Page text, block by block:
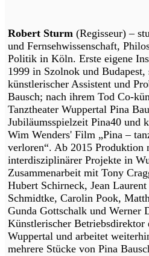
Robert Sturm (Regisseur) –
und Fernsehwissenschaft,
Politik in Köln. Erste eigene
1999 in Szolnok und
künstlerischer Assistent und
Bausch; nach ihrem Tod Co-
Tanztheater Wuppertal Pina
Jubiläumsspielzeit Pina40 und
Wim Wenders' Film „Pina –
verloren“. Ab 2015 Produktion
interdisziplinärer Projekte in
Zusammenarbeit mit Tony
Hubert Schirneck, Jean
Schmidtke, Carolin Pook,
Gunda Gottschalk und Werner
Künstlerischer Betriebsdirektor
Wuppertal und arbeitet
mehrere Stücke von Pina